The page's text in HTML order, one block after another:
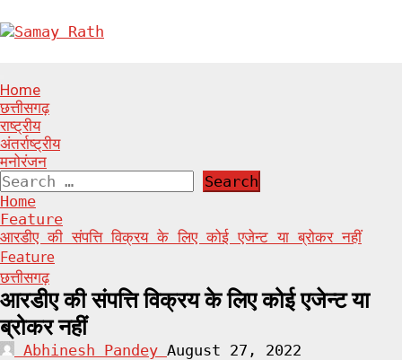
to
content
Primary
Menu
Home
छत्तीसगढ़
राष्ट्रीय
अंतर्राष्ट्रीय
मनोरंजन
Search
for:
Home
Feature
आरडीए की संपत्ति विक्रय के लिए कोई एजेन्ट या ब्रोकर नहीं
Feature
छत्तीसगढ़
आरडीए की संपत्ति विक्रय के लिए कोई एजेन्ट या
ब्रोकर नहीं
Abhinesh Pandey August 27, 2022